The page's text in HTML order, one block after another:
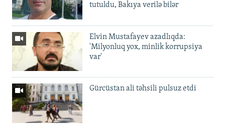
tutuldu, Bakıya verilə bilər
Elvin Mustafayev azadlıqda:
'Milyonluq yox, minlik korrupsiya
var'
Gürcüstan ali təhsili pulsuz etdi